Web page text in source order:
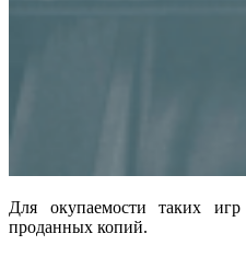
Для окупаемости таких игр
проданных копий.